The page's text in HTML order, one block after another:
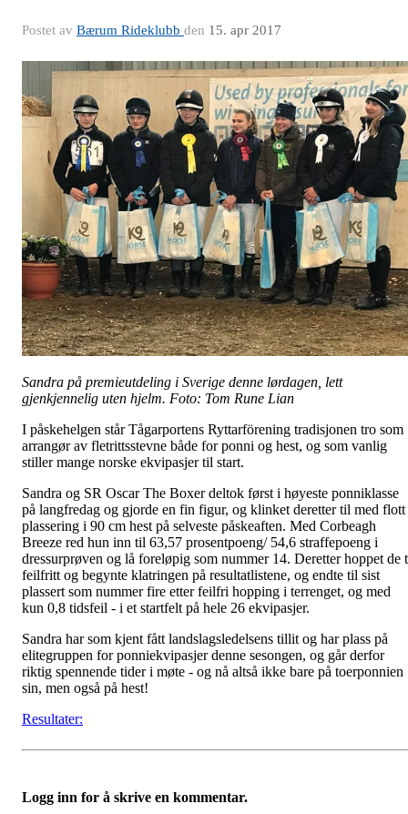
Postet av Bærum Rideklubb den 15. apr 2017
Sandra på premieutdeling i Sverige denne lørdagen, lett
gjenkjennelig uten hjelm. Foto: Tom Rune Lian
I påskehelgen står Tågarportens Ryttarförening tradisjonen tro som
arrangør av fletrittsstevne både for ponni og hest, og som vanlig
stiller mange norske ekvipasjer til start.
Sandra og SR Oscar The Boxer deltok først i høyeste ponniklasse
på langfredag og gjorde en fin figur, og klinket deretter til med flott
plassering i 90 cm hest på selveste påskeaften. Med Corbeagh
Breeze red hun inn til 63,57 prosentpoeng/ 54,6 straffepoeng i
dressurprøven og lå foreløpig som nummer 14. Deretter hoppet de
feilfritt og begynte klatringen på resultatlistene, og endte til sist
plassert som nummer fire etter feilfri hopping i terrenget, og med
kun 0,8 tidsfeil - i et startfelt på hele 26 ekvipasjer.
Sandra har som kjent fått landslagsledelsens tillit og har plass på
elitegruppen for ponniekvipasjer denne sesongen, og går derfor
riktig spennende tider i møte - og nå altså ikke bare på toerponnien
sin, men også på hest!
Resultater:
Logg inn for å skrive en kommentar.